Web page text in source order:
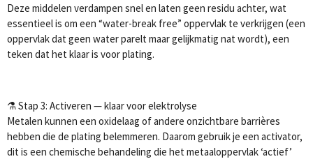
Deze middelen verdampen snel en laten geen residu achter, wat
essentieel is om een “water-break free” oppervlak te verkrijgen (een
oppervlak dat geen water parelt maar gelijkmatig nat wordt), een
teken dat het klaar is voor plating.
⚗️ Stap 3: Activeren — klaar voor elektrolyse
Metalen kunnen een oxidelaag of andere onzichtbare barrières
hebben die de plating belemmeren. Daarom gebruik je een activator,
dit is een chemische behandeling die het metaaloppervlak ‘actief’